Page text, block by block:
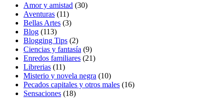
Amor y amistad (30)
Aventuras (11)
Bellas Artes (3)
Blog (113)
Blogging Tips (2)
Ciencias y fantasía (9)
Enredos familiares (21)
Librerias (11)
Misterio y novela negra (10)
Pecados capitales y otros males (16)
Sensaciones (18)